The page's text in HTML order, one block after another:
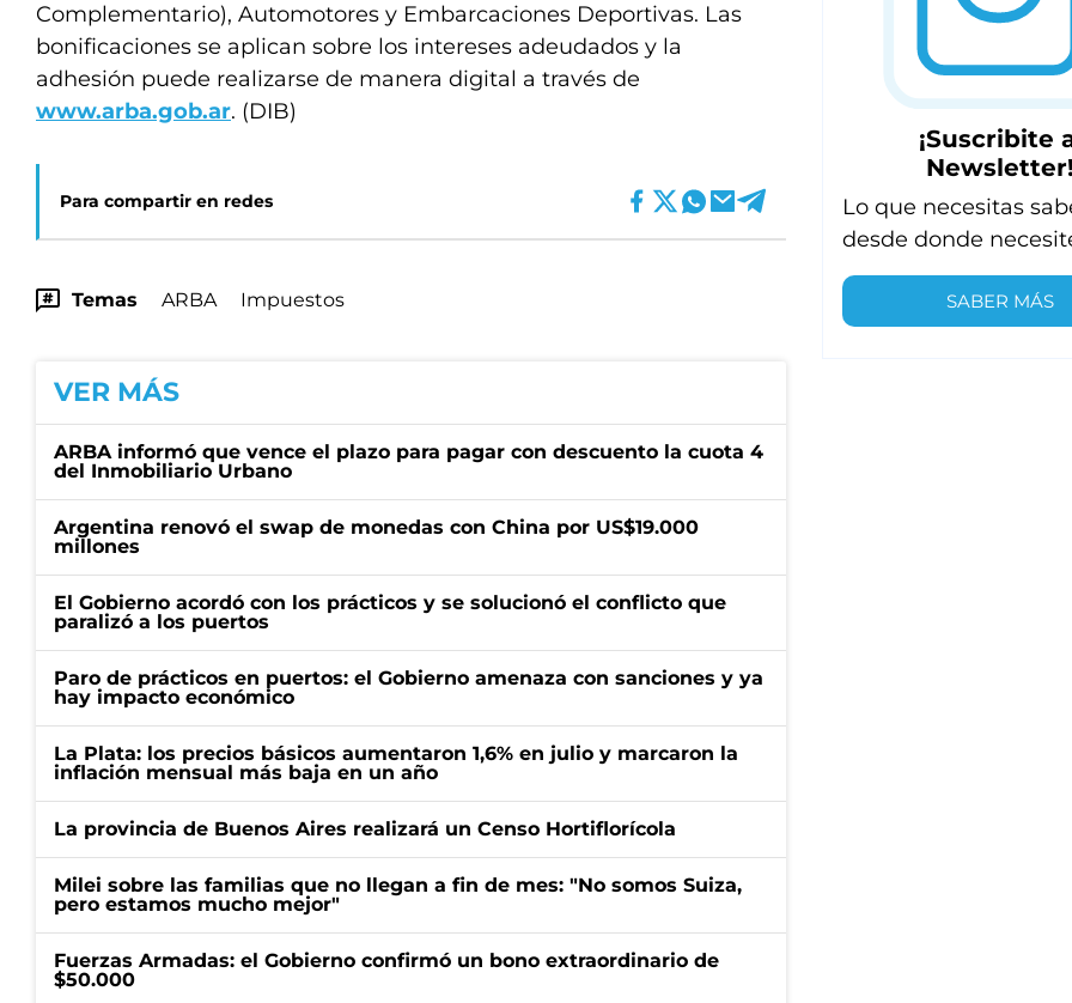
Complementario), Automotores y Embarcaciones Deportivas. Las
bonificaciones se aplican sobre los intereses adeudados y la
adhesión puede realizarse de manera digital a través de
www.arba.gob.ar. (DIB)
Para compartir en redes
Temas ARBA Impuestos
VER MÁS
ARBA informó que vence el plazo para pagar con descuento la cuota 4
del Inmobiliario Urbano
Argentina renovó el swap de monedas con China por US$19.000
millones
El Gobierno acordó con los prácticos y se solucionó el conflicto que
paralizó a los puertos
Paro de prácticos en puertos: el Gobierno amenaza con sanciones y ya
hay impacto económico
La Plata: los precios básicos aumentaron 1,6% en julio y marcaron la
inflación mensual más baja en un año
La provincia de Buenos Aires realizará un Censo Hortiflorícola
Milei sobre las familias que no llegan a fin de mes: "No somos Suiza,
pero estamos mucho mejor"
Fuerzas Armadas: el Gobierno confirmó un bono extraordinario de
$50.000
¡Suscribite
Newsletter!
Lo que necesitas
desde donde
SABER MÁS